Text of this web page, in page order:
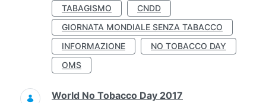
TABAGISMO
CNDD
GIORNATA MONDIALE SENZA TABACCO
INFORMAZIONE
NO TOBACCO DAY
OMS
World No Tobacco Day 2017